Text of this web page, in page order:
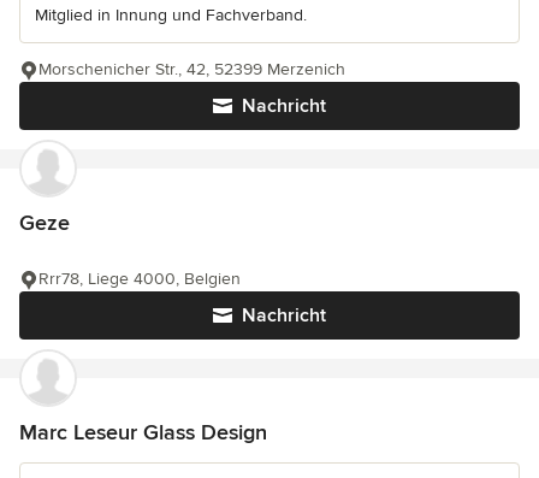
Mitglied in Innung und Fachverband.
Nachricht
Morschenicher Str., 42, 52399 Merzenich
Geze
Nachricht
Rrr78, Liege 4000, Belgien
Marc Leseur Glass Design